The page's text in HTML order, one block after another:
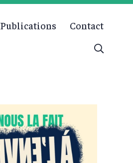
Publications Contact